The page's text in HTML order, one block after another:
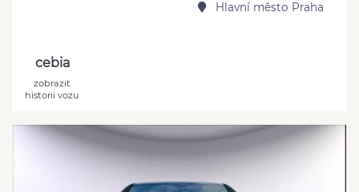
Hlavní město Praha
cebia
zobrazit
historii vozu